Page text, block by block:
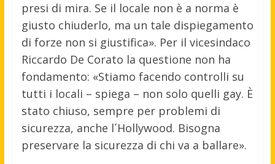
presi di mira. Se il locale non è a norma è
giusto chiuderlo, ma un tale dispiegamento
di forze non si giustifica». Per il vicesindaco
Riccardo De Corato la questione non ha
fondamento: «Stiamo facendo controlli su
tutti i locali – spiega – non solo quelli gay. È
stato chiuso, sempre per problemi di
sicurezza, anche l´Hollywood. Bisogna
preservare la sicurezza di chi va a ballare».